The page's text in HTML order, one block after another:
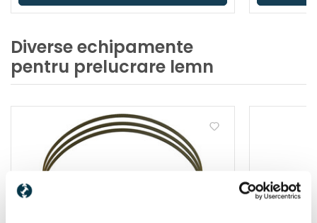
Diverse echipamente
pentru prelucrare lemn